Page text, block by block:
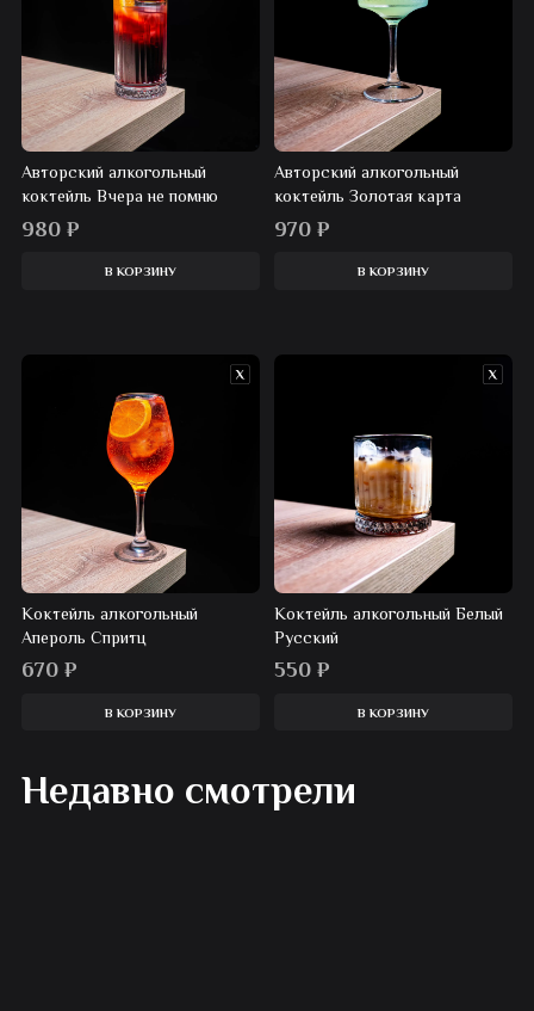
Авторский алкогольный
коктейль Вчера не помню
980 ₽
В КОРЗИНУ
Авторский алкогольный
коктейль Золотая карта
970₽
В КОРЗИНУ
Коктейль алкогольный
Апероль Спритц
670 ₽
В КОРЗИНУ
Коктейль алкогольный Белый
Русский
550₽
В КОРЗИНУ
Недавно смотрели